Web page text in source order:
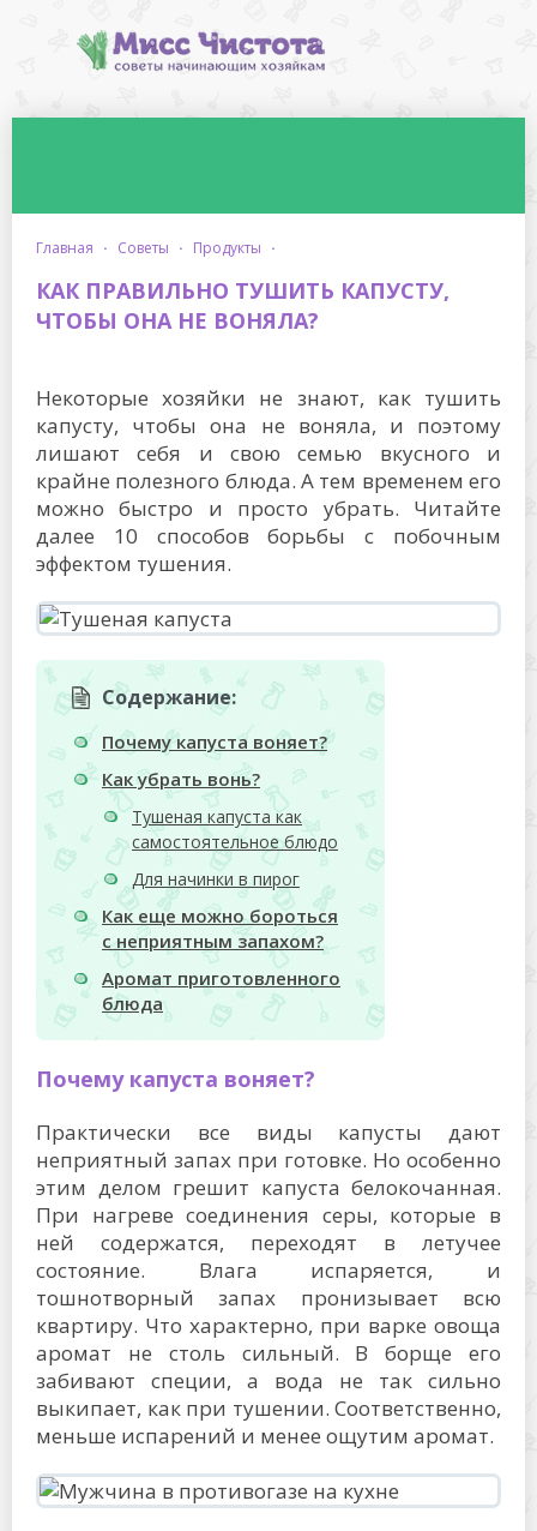
главная · советы · продукты ·
КАК ПРАВИЛЬНО ТУШИТЬ КАПУСТУ,
ЧТОБЫ ОНА НЕ ВОНЯЛА?
Некоторые хозяйки не знают, как тушить
капусту, чтобы она не воняла, и поэтому
лишают себя и свою семью вкусного и
крайне полезного блюда. А тем временем его
можно быстро и просто убрать. Читайте
далее 10 способов борьбы с побочным
эффектом тушения.
Содержание:
Почему капуста воняет?
Как убрать вонь?
Тушеная капуста как
самостоятельное блюдо
Для начинки в пирог
Как еще можно бороться
с неприятным запахом?
Аромат приготовленного
блюда
Почему капуста воняет?
Практически все виды капусты дают
неприятный запах при готовке. Но особенно
этим делом грешит капуста белокочанная.
При нагреве соединения серы, которые в
ней содержатся, переходят в летучее
состояние. Влага испаряется, и
тошнотворный запах пронизывает всю
квартиру. Что характерно, при варке овоща
аромат не столь сильный. В борще его
забивают специи, а вода не так сильно
выкипает, как при тушении. Соответственно,
меньше испарений и менее ощутим аромат.